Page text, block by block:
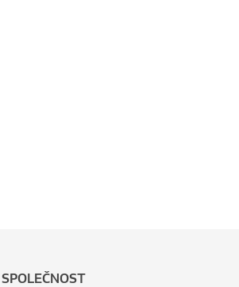
SPOLEČNOST